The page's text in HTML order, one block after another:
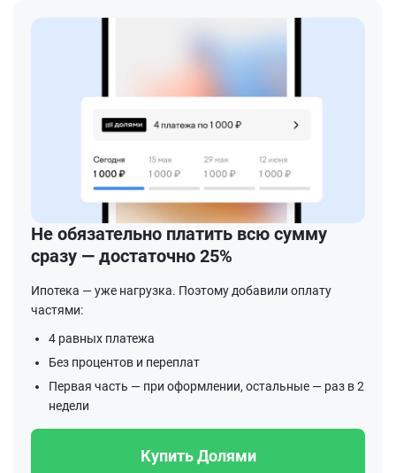
Не обязательно платить всю сумму
сразу — достаточно 25%
Ипотека — уже нагрузка. Поэтому добавили оплату
частями:
4 равных платежа
Без процентов и переплат
Первая часть — при оформлении, остальные — раз в 2
недели
Купить Долями